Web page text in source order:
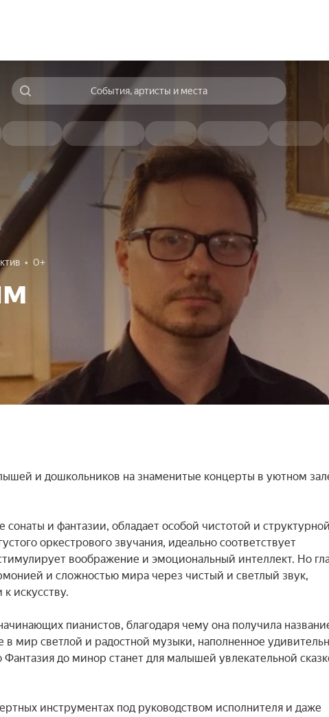
События, артисты и места
0+
и дошкольников на знаменитые концерты в уютном
и фантазии, обладает особой чистотой и структурной
оркестрового звучания, идеально соответствует
воображение и эмоциональный интеллект. Но
и сложностью мира через чистый и светлый звук,
искусству.
пианистов, благодаря чему она получила
в мир светлой и радостной музыки, наполненное
до минор станет для малышей увлекательной
инструментах под руководством исполнителя и даже